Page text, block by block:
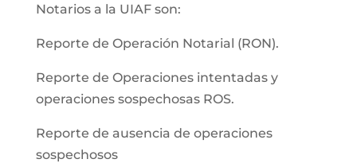
Notarios a la UIAF son:
Reporte de Operación Notarial (RON).
Reporte de Operaciones intentadas y
operaciones sospechosas ROS.
Reporte de ausencia de operaciones
sospechosos